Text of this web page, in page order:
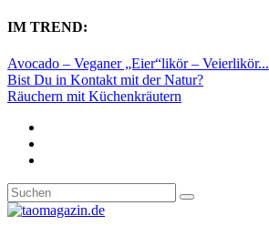
IM TREND:
Avocado – Veganer „Eier“likör – Veierlikör...
Bist Du in Kontakt mit der Natur?
Räuchern mit Küchenkräutern